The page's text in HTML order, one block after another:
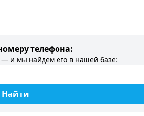
телефона:
— и мы найдем его в нашей базе:
Найти